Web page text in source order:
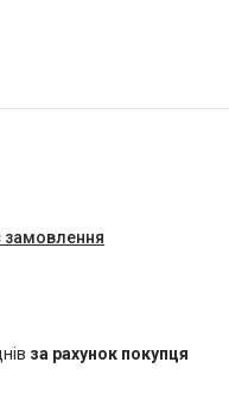
замовлення
за рахунок покупця